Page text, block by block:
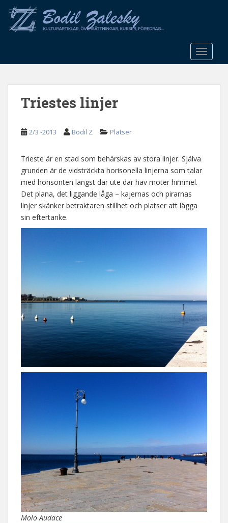
o
Triestes linjer
2/3 -2013 Bodil Z Platser
Trieste är en stad som behärskas av stora linjer. Själva
grunden är de vidsträckta horisonella linjerna som talar
med horisonten längst där ute där hav möter himmel.
Det plana, det liggande låga – kajernas och pirarnas
linjer skänker betraktaren stillhet och platser att lägga
sin eftertanke.
Molo Audace